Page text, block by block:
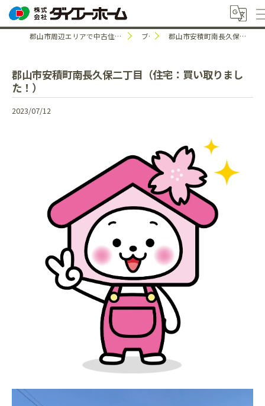
郡山市周辺エリアで中古住宅のことなら株式会社ダイエーホーム ブログ 郡山市安積町南長久保二丁目（住宅：買い取りました！）
郡山市安積町南長久保二丁目（住宅：買い取りまし
た！）
2023/07/12